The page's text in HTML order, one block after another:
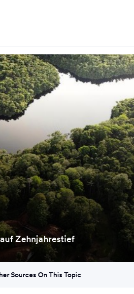
Zehnjahrestief
Sources On This Topic